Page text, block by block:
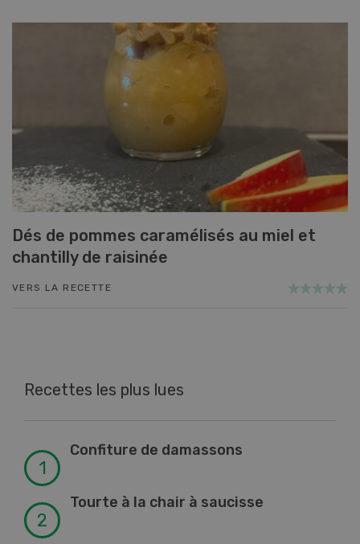
Dés de pommes caramélisés au miel et
chantilly de raisinée
VERS LA RECETTE
Recettes les plus lues
Confiture de damassons
Tourte à la chair à saucisse